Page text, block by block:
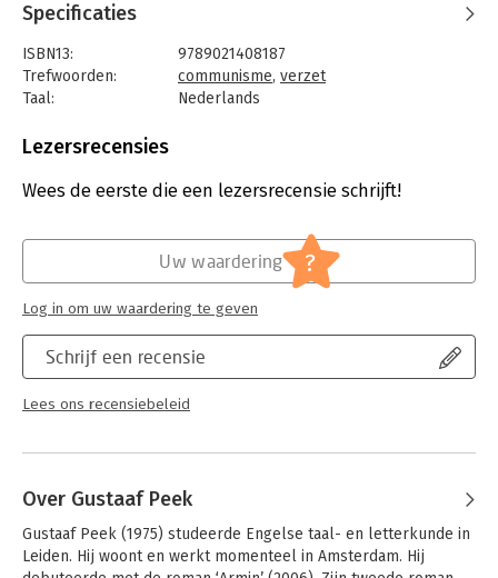
regeringen die markt boven rechtstaat stellen en van burgers
spoken zijn ordinaire dictatoren onder laffe lakens gebleken –
maar het onvermijdelijk lijkende kapitalisme ging even
verhullend te werk, en weet zijn roofzuchtige aard nauwelijks
controversiële ideeën van Karl Marx: de rechtvaardige
heeft een nieuwe poging tegoed, een revolutie in de richting
van een natuurlijker menselijk verbond en een betere wereld.
Specificaties
ISBN13:
9789021408187
Trefwoorden:
communisme, verzet
Taal:
Nederlands
Aantal pagina's:
Druk:
1
Mens en maatschappij
Lezersrecensies
Wees de eerste die een lezersrecensie schrijft!
Schrijf een recensie
Lees ons recensiebeleid
Uw waardering ?
Log in om uw waardering te geven
Over Gustaaf Peek
Gustaaf Peek (1975) studeerde Engelse taal- en letterkunde in
Leiden. Hij woont en werkt momenteel in Amsterdam. Hij